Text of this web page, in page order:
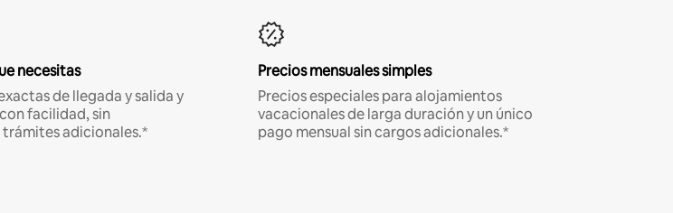
necesitas
de llegada y salida y
facilidad, sin
adicionales.*
Precios mensuales simples
Precios especiales para alojamientos
vacacionales de larga duración y un único
pago mensual sin cargos adicionales.*